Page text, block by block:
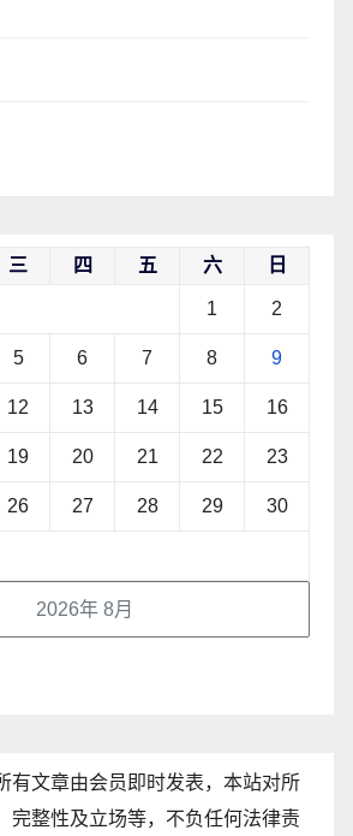
2026年 8月
三 四 五 六 日
1 2
5 6 7 8 9
12 13 14 15 16
19 20 21 22 23
26 27 28 29 30
有文章由会员即时发表，本站对所
完整性及立场等，不负任何法律责